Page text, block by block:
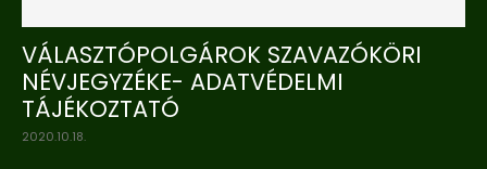
VÁLASZTÓPOLGÁROK SZAVAZÓKÖRI
NÉVJEGYZÉKE- ADATVÉDELMI
TÁJÉKOZTATÓ
2020.10.18.